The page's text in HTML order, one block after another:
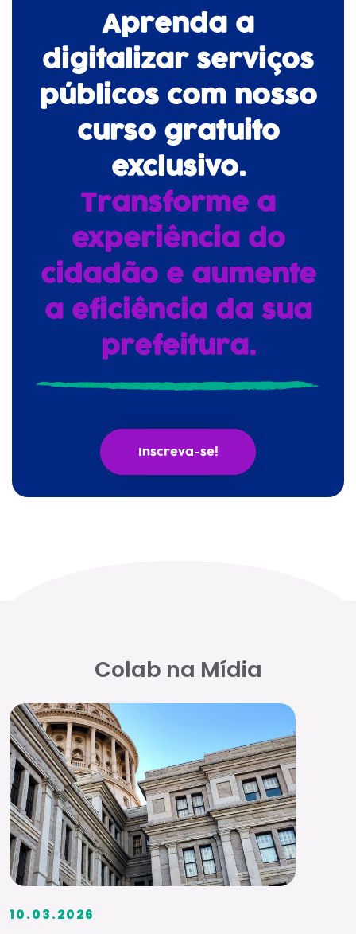
Aprenda a
digitalizar serviços
públicos com nosso
curso gratuito
exclusivo.
Transforme a
experiência do
cidadão e aumente
a eficiência da sua
prefeitura.
Inscreva-se!
Colab na Mídia
10.03.2026